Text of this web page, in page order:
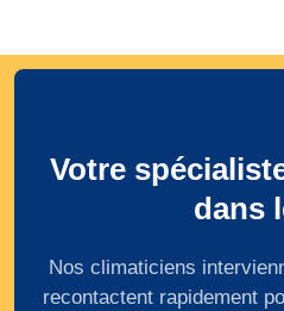
Votre
dans
Nos climaticiens
recontactent rapidement